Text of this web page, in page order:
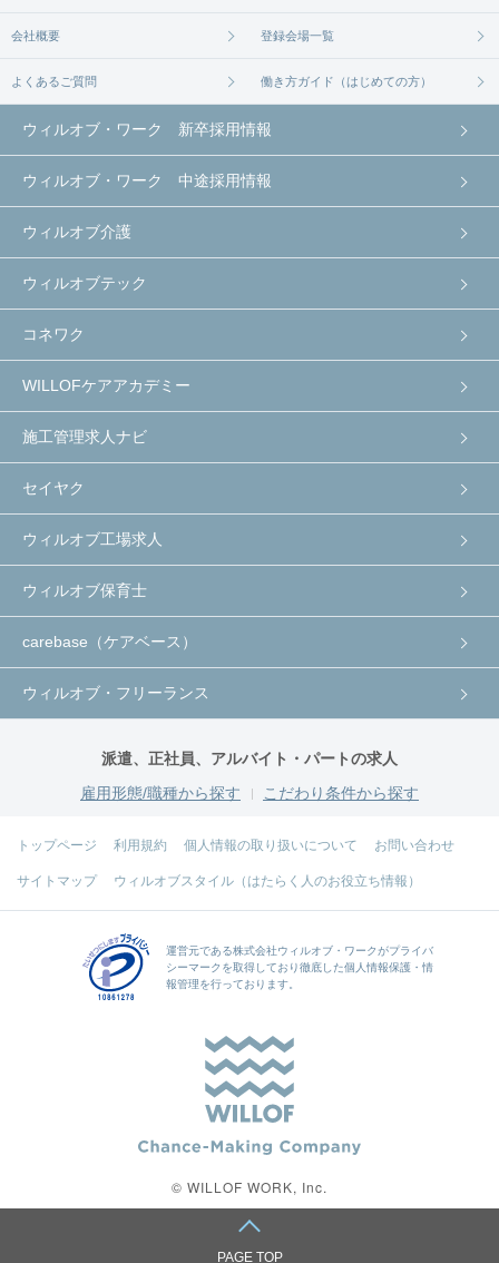
会社概要 登録会場一覧
よくあるご質問 働き方ガイド（はじめての方）
ウィルオブ・ワーク 新卒採用情報
ウィルオブ・ワーク 中途採用情報
ウィルオブ介護
ウィルオブテック
コネワク
WILLOFケアアカデミー
施工管理求人ナビ
セイヤク
ウィルオブ工場求人
ウィルオブ保育士
carebase（ケアベース）
ウィルオブ・フリーランス
派遣、正社員、アルバイト・パートの求人
雇用形態/職種から探す
こだわり条件から探す
トップページ 利用規約 個人情報の取り扱いについて お問い合わせ
サイトマップ ウィルオブスタイル（はたらく人のお役立ち情報）
運営元である株式会社ウィルオブ・ワークがプライバ
シーマークを取得しており徹底した個人情報保護・情
報管理を行っております。
© WILLOF WORK, Inc.
PAGE TOP